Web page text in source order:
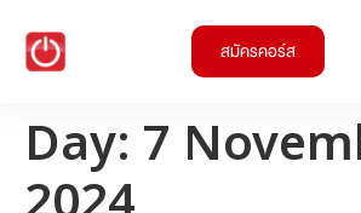
สมัครคอร์ส
Day: 7
2024